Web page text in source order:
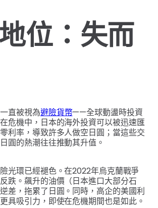
位：失而
直被視為避險貨幣——全球動盪時投資
危機中，日本的海外投資可以被迅速匯
利率，導致許多人做空日圓；當這些交
圓的熱潮往往推動其升值。
光環已經褪色。在2022年烏克蘭戰爭
跌。飆升的油價（日本進口大部分石
差，拖累了日圓。同時，高企的美國利
具吸引力，即使在危機期間也是如此。